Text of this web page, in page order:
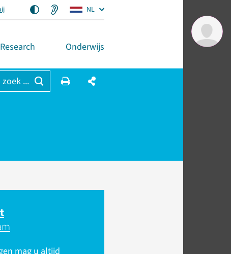
NL
Research Onderwijs
zoek ...
mag u altijd